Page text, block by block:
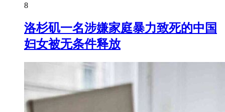
8
洛杉矶一名涉嫌家庭暴力致死的中国
妇女被无条件释放